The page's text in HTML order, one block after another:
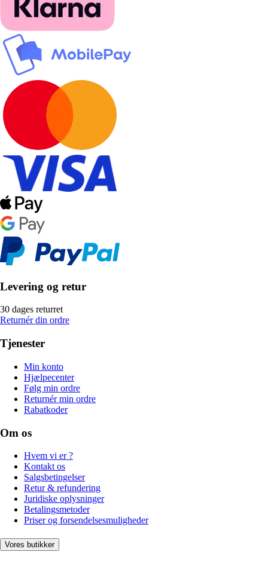
Levering og retur
30 dages returret
Returnér din ordre
Tjenester
Min konto
Hjælpecenter
Følg min ordre
Returnér min ordre
Rabatkoder
Om os
Hvem vi er ?
Kontakt os
Salgsbetingelser
Retur & refundering
Juridiske oplysninger
Betalingsmetoder
Priser og forsendelsesmuligheder
Vores butikker